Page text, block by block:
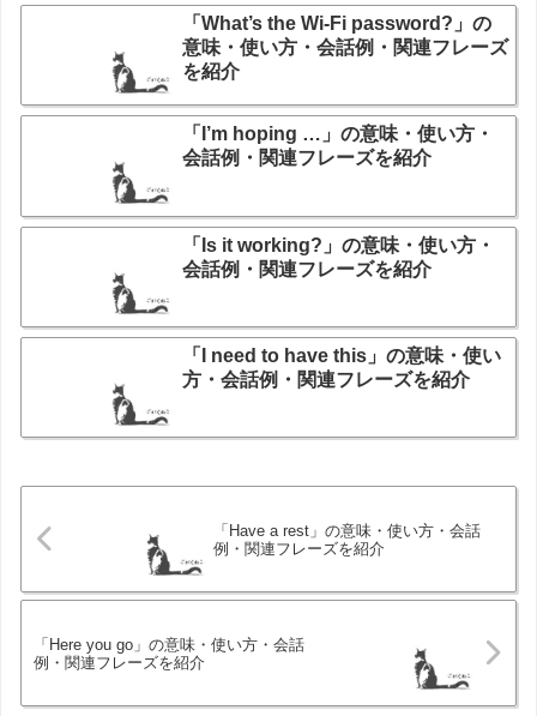
「What’s the Wi-Fi password?」の
意味・使い方・会話例・関連フレーズ
を紹介
「I’m hoping …」の意味・使い方・
会話例・関連フレーズを紹介
「Is it working?」の意味・使い方・
会話例・関連フレーズを紹介
「I need to have this」の意味・使い
方・会話例・関連フレーズを紹介
「Have a rest」の意味・使い方・会話
例・関連フレーズを紹介
「Here you go」の意味・使い方・会話
例・関連フレーズを紹介